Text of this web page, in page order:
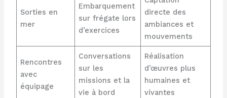
Sorties en
mer
Embarquement
sur frégate lors
d’exercices
directe des
ambiances et
mouvements
Rencontres
avec
équipage
Conversations
sur les
missions et la
vie à bord
Réalisation
d’œuvres plus
humaines et
vivantes